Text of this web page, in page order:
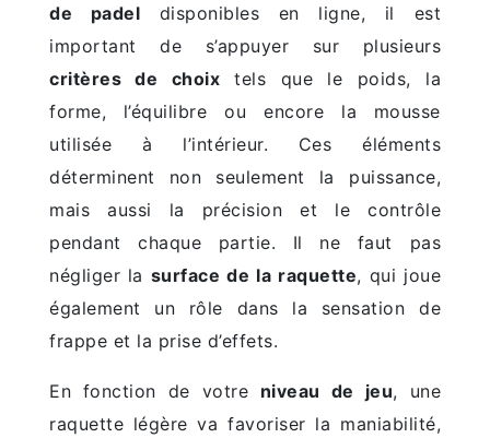
de padel disponibles en ligne, il est
important de s’appuyer sur plusieurs
critères de choix tels que le poids, la
forme, l’équilibre ou encore la mousse
utilisée à l’intérieur. Ces éléments
déterminent non seulement la puissance,
mais aussi la précision et le contrôle
pendant chaque partie. Il ne faut pas
négliger la surface de la raquette, qui joue
également un rôle dans la sensation de
frappe et la prise d’effets.
En fonction de votre niveau de jeu, une
raquette légère va favoriser la maniabilité,